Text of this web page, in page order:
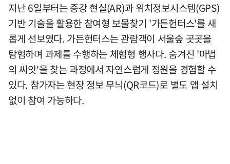
지난 6일부터는 증강 현실(AR)과 위치정보시스템(GPS)
기반 기술을 활용한 참여형 보물찾기 '가든헌터스'를 새
롭게 선보였다. 가든헌터스는 관람객이 서울숲 곳곳을
탐험하며 과제를 수행하는 체험형 행사다. 숨겨진 '마법
의 씨앗'을 찾는 과정에서 자연스럽게 정원을 경험할 수
있다. 참가자는 현장 정보 무늬(QR코드)로 별도 앱 설치
없이 참여 가능하다.